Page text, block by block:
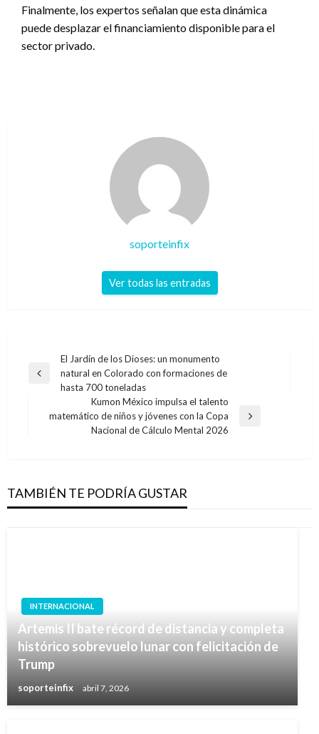
Finalmente, los expertos señalan que esta dinámica
puede desplazar el financiamiento disponible para el
sector privado.
soporteinfix
Ver todas las entradas
Navegación
de
Entrada
anterior
El Jardín de los Dioses: un monumento
natural en Colorado con formaciones de
hasta 700 toneladas
Entrada
Kumon México impulsa el talento
matemático de niños y jóvenes con la Copa
Nacional de Cálculo Mental 2026
TAMBIÉN TE PODRÍA GUSTAR
INTERNACIONAL
Artemis II bate récord de distancia y completa
histórico sobrevuelo lunar con felicitación de
Trump
soporteinfix abril 7, 2026